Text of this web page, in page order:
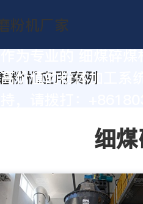
高价值的粉体加工系
细